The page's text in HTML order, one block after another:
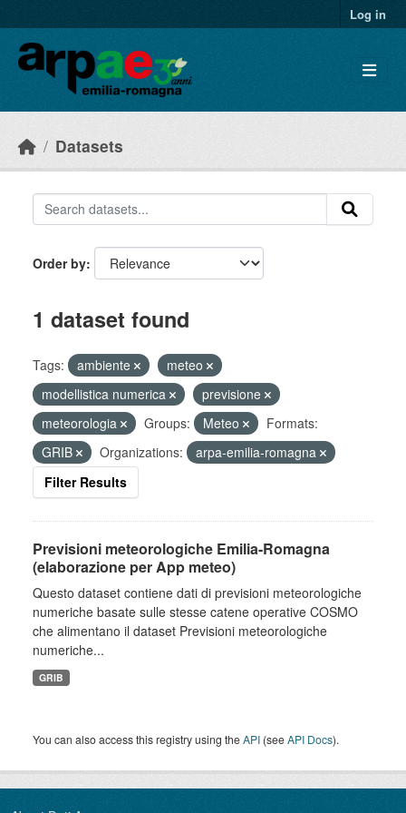
Log in
Datasets
Order by
1 dataset found
Tags: ambiente
meteo
modellistica numerica
previsione
meteorologia
Groups: Meteo
Formats:
GRIB
Organizations:
arpa-emilia-romagna
Filter Results
Previsioni meteorologiche Emilia-Romagna
(elaborazione per App meteo)
Questo dataset contiene dati di previsioni meteorologiche
numeriche basate sulle stesse catene operative COSMO
che alimentano il dataset Previsioni meteorologiche
numeriche...
GRIB
You can also access this registry using theAPI (seeAPI Docs).